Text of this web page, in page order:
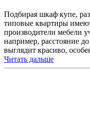
Подбирая шкаф купе,
типовые квартиры
производители мебели
например, расстояние
выглядит красиво,
Читать дальше